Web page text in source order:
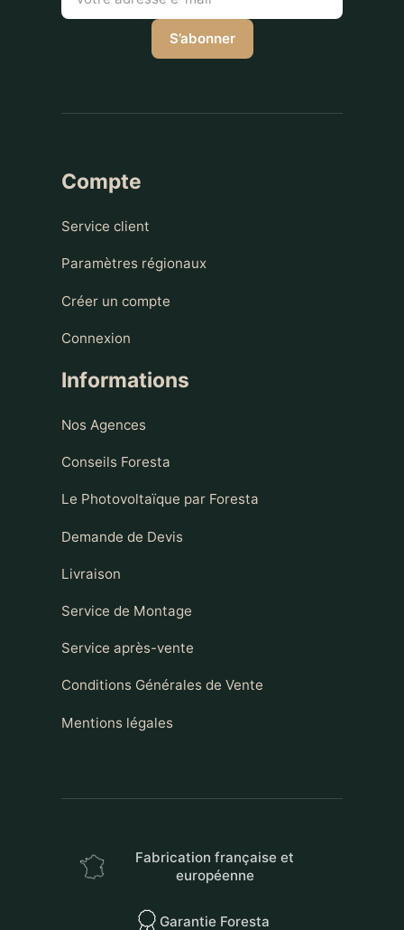
S’abonner
Compte
Service client
Paramètres régionaux
Créer un compte
Connexion
Informations
Nos Agences
Conseils Foresta
Le Photovoltaïque par Foresta
Demande de Devis
Livraison
Service de Montage
Service après-vente
Conditions Générales de Vente
Mentions légales
Fabrication française et
européenne
Garantie Foresta